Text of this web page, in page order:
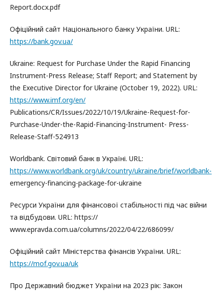
Report.docx.pdf
Офіційний сайт Національного банку України. URL:
https://bank.gov.ua/
Ukraine: Request for Purchase Under the Rapid Financing
Instrument-Press Release; Staff Report; and Statement by
the Executive Director for Ukraine (October 19, 2022). URL:
https://www.imf.org/en/
Publications/CR/Issues/2022/10/19/Ukraine-Request-for-
Purchase-Under-the-Rapid-Financing-Instrument- Press-
Release-Staff-524913
Worldbank. Світовий банк в Україні. URL:
https://www.worldbank.org/uk/country/ukraine/brief/worldbank-
emergency-financing-package-for-ukraine
Ресурси України для фінансової стабільності під час війни
та відбудови. URL: https://
www.epravda.com.ua/columns/2022/04/22/686099/
Офіційний сайт Міністерства фінансів України. URL:
https://mof.gov.ua/uk
Про Державний бюджет України на 2023 рік: Закон